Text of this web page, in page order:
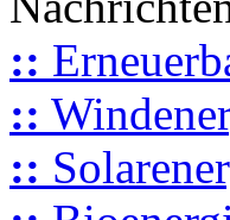
::
::
::